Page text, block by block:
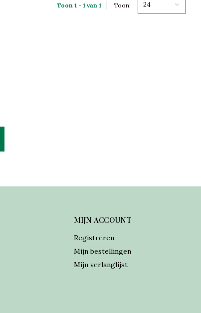
Toon 1 - 1 van 1 Toon: 24
MIJN ACCOUNT
Registreren
Mijn bestellingen
Mijn verlanglijst